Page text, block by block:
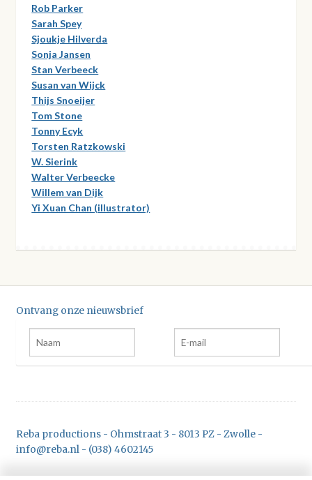
Rob Parker
Sarah Spey
Sjoukje Hilverda
Sonja Jansen
Stan Verbeeck
Susan van Wijck
Thijs Snoeijer
Tom Stone
Tonny Ecyk
Torsten Ratzkowski
W. Sierink
Walter Verbeecke
Willem van Dijk
Yi Xuan Chan (illustrator)
Ontvang onze nieuwsbrief
Reba productions - Ohmstraat 3 - 8013 PZ - Zwolle -
info@reba.nl - (038) 4602145